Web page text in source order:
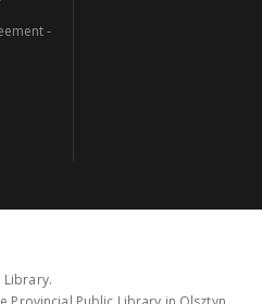
-
Library.